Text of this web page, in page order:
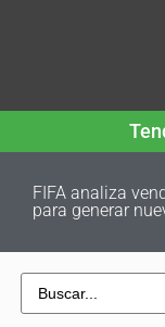
FIFA analiza
para generar